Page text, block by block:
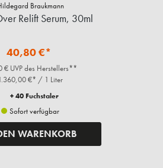
Braukmann
Relift Serum, 30ml
40,80 €*
€ UVP des Herstellers**
€* / 1 Liter
+ 40 Fuchstaler
Sofort verfügbar
WARENKORB